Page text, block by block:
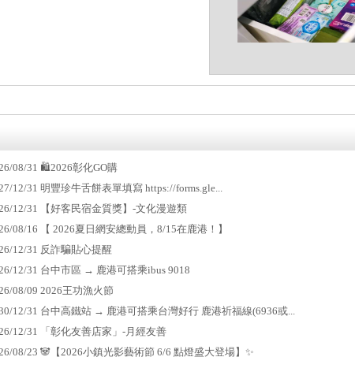
08/31 🛍️2026彰化GO購
12/31 明豐珍牛舌餅表單填寫 https://forms.gle...
12/31 【好客民宿金質獎】-文化漫遊類
08/16 【 2026夏日網安總動員，8/15在鹿港！】
12/31 反詐騙貼心提醒
12/31 台中市區 → 鹿港可搭乘ibus 9018
08/09 2026王功漁火節
12/31 台中高鐵站 → 鹿港可搭乘台灣好行 鹿港祈福線(6936或...
12/31 「彰化友善店家」-月經友善
08/23 🐼【2026小鎮光影藝術節 6/6 點燈盛大登場】✨